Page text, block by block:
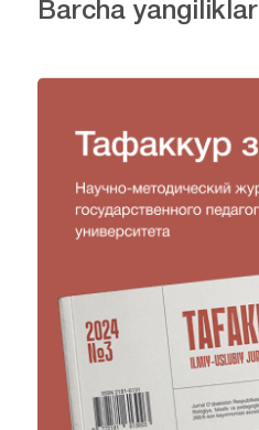
Barcha yangiliklar